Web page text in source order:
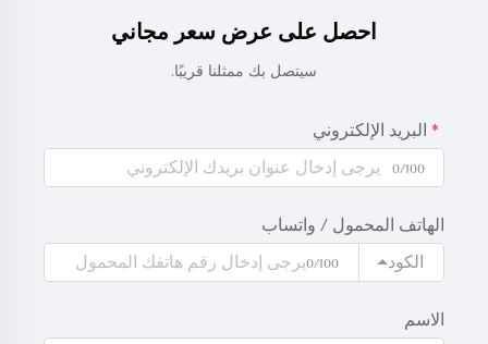
احصل على عرض سعر مجاني
سيتصل بك ممثلنا قريبًا.
البريد الإلكتروني
0/100
الهاتف المحمول / واتساب
الكود
0/100
الاسم